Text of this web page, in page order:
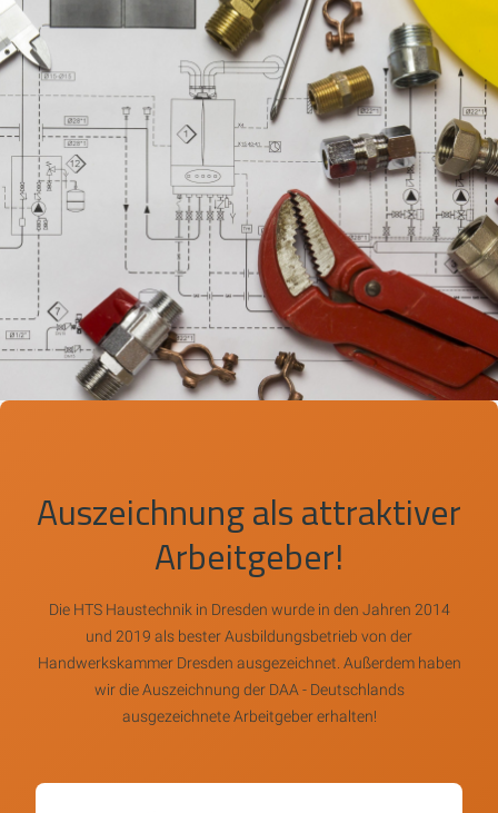
Auszeichnung als attraktiver
Arbeitgeber!
Die HTS Haustechnik in Dresden wurde in den Jahren 2014
und 2019 als bester Ausbildungsbetrieb von der
Handwerkskammer Dresden ausgezeichnet. Außerdem haben
wir die Auszeichnung der DAA - Deutschlands
ausgezeichnete Arbeitgeber erhalten!